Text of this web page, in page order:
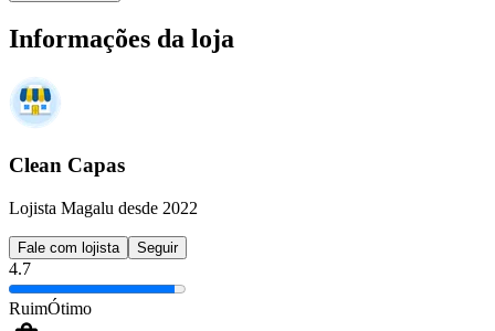
Informações da loja
Clean Capas
Lojista Magalu desde 2022
Fale com lojista Seguir
4.7
RuimÓtimo